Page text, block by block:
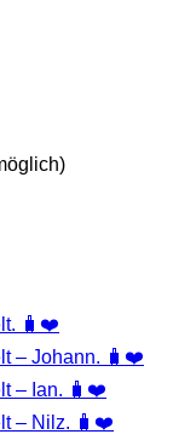
🧳❤️
– Johann. 🧳❤️
– Ian. 🧳❤️
– Nilz. 🧳❤️